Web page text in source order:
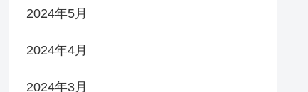
2024年5月
2024年4月
2024年3月